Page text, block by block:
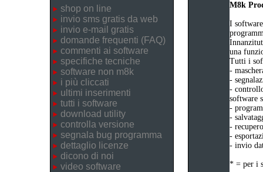
shop on line
invio sms gratis da web
invio e-mail gratis
domande frequenti (FAQ)
commenti ai software
specifiche tecniche
software non m8k
i più cliccati
ultimi inserimenti
tutti i software
download utility
controlla versione
segnala bug programma
dettaglio licenze
dicono di noi
video software
M8k
I
una
Tutti i
-
-
-
software
-
-
-
-
- invio
* = per i